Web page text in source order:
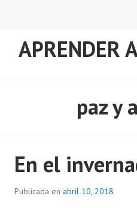
APRENDER
paz y
En el
Publicada en abril 10, 2018